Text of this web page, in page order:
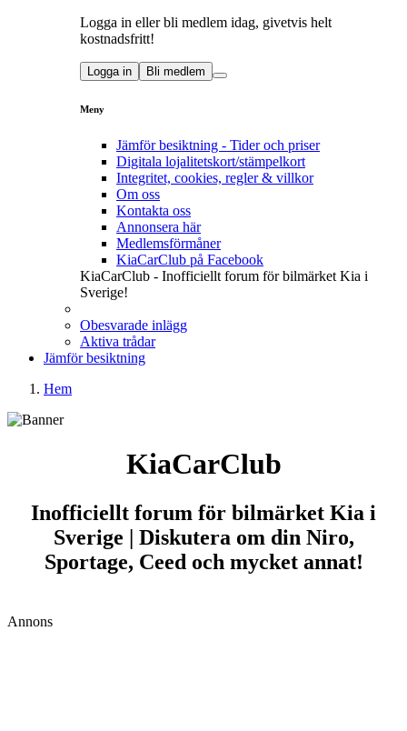
Logga in eller bli medlem idag, givetvis helt
kostnadsfritt!
Logga in Bli medlem
Meny
Jämför besiktning - Tider och priser
Digitala lojalitetskort/stämpelkort
Integritet, cookies, regler & villkor
Om oss
Kontakta oss
Annonsera här
Medlemsförmåner
KiaCarClub på Facebook
KiaCarClub - Inofficiellt forum för bilmärket Kia i
Sverige!
Obesvarade inlägg
Aktiva trådar
Jämför besiktning
Hem
KiaCarClub
Inofficiellt forum för bilmärket Kia i
Sverige | Diskutera om din Niro,
Sportage, Ceed och mycket annat!
Annons